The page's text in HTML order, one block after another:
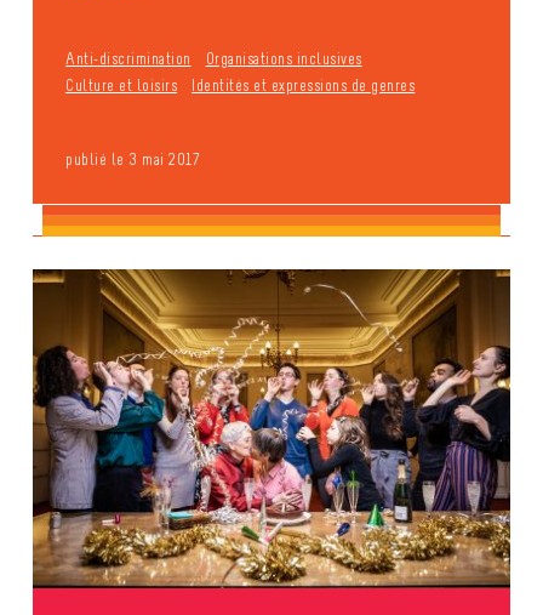
Anti-discrimination
Organisations inclusives
Culture et loisirs
Identités et expressions de genres
publié le 3 mai 2017